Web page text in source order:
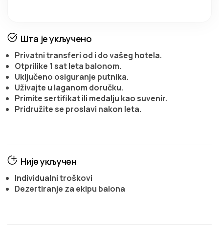
Шта је укључено
Privatni transferi od i do vašeg hotela.
Otprilike 1 sat leta balonom.
Uključeno osiguranje putnika.
Uživajte u laganom doručku.
Primite sertifikat ili medalju kao suvenir.
Pridružite se proslavi nakon leta.
Није укључен
Individualni troškovi
Dezertiranje za ekipu balona